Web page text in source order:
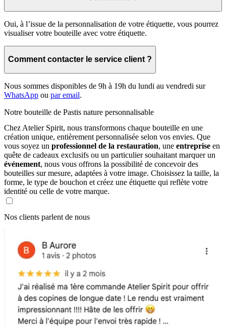
Oui, à l’issue de la personnalisation de votre étiquette, vous pourrez
visualiser votre bouteille avec votre étiquette.
Comment contacter le service client ?
Nous sommes disponibles de 9h à 19h du lundi au vendredi sur
WhatsApp ou par email.
Notre bouteille de Pastis nature personnalisable
Chez Atelier Spirit, nous transformons chaque bouteille en une
création unique, entièrement personnalisée selon vos envies. Que
vous soyez un professionnel de la restauration, une entreprise en
quête de cadeaux exclusifs ou un particulier souhaitant marquer un
événement, nous vous offrons la possibilité de concevoir des
bouteilles sur mesure, adaptées à votre image. Choisissez la taille, la
forme, le type de bouchon et créez une étiquette qui reflète votre
identité ou celle de votre marque.
Nos clients parlent de nous